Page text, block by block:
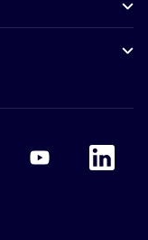
Accor Youtube
Accor